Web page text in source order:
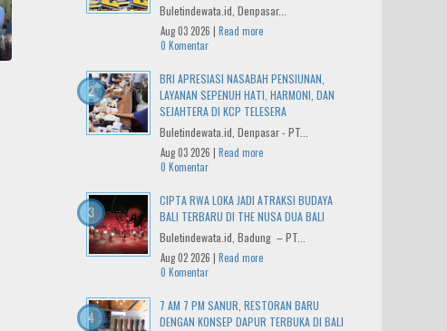
Buletindewata.id, Denpasar...
Aug 03 2026 | Read more
0 Komentar
BRI APRESIASI NASABAH PENSIUNAN,
LAYANAN SEPENUH HATI, HARMONI, DAN
SEJAHTERA DI KCP TELESERA
Buletindewata.id, Denpasar - PT...
Aug 03 2026 | Read more
0 Komentar
CIPTA RWA LOKA JADI ATRAKSI BUDAYA
BALI TERBARU DI THE NUSA DUA BALI
Buletindewata.id, Badung – PT...
Aug 02 2026 | Read more
0 Komentar
7 AM 7 PM SANUR, RESTORAN BARU
DENGAN KONSEP DAPUR TERBUKA DI BALI